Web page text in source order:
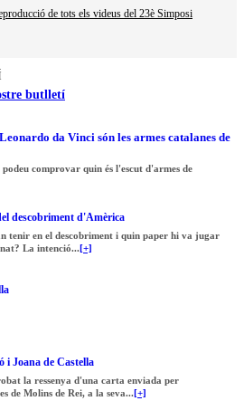
de tots els videus del 23è Simposi
butlletí
da Vinci són les armes catalanes de
comprovar quin és l'escut d'armes de
descobriment d'Amèrica
tenir en el descobriment i quin paper hi va jugar
La intenció...[+]
i Joana de Castella
la ressenya d'una carta enviada per
de Molins de Rei, a la seva...[+]